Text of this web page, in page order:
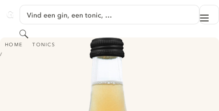
GINVENTORY
Vind een gin, een tonic, …
Zoeken
HOME TONICS
AOTEA NATIVE TONIC - HOROPITO & LIQUORICE